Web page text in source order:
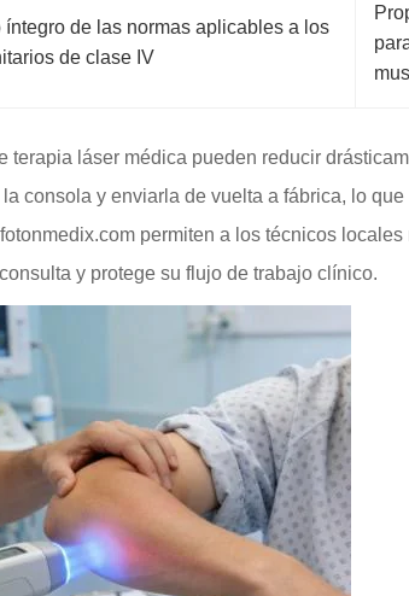
de las normas aplicables a los
de clase IV
láser médica pueden reducir
consola y enviarla de vuelta a fábrica, lo
permiten a los técnicos
y protege su flujo de trabajo clínico.